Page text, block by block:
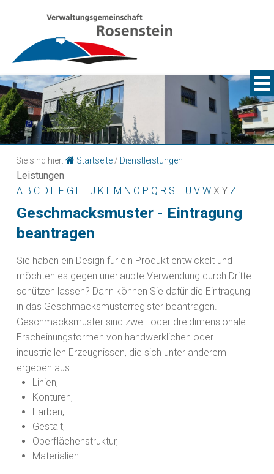
Sie sind hier: Startseite / Dienstleistungen
Leistungen
A B C D E F G H I J K L M N O P Q R S T U V W X Y Z
Geschmacksmuster - Eintragung
beantragen
Sie haben ein Design für ein Produkt entwickelt und
möchten es gegen unerlaubte Verwendung durch Dritte
schützen lassen? Dann können Sie dafür die Eintragung
in das Geschmacksmusterregister beantragen.
Geschmacksmuster sind zwei- oder dreidimensionale
Erscheinungsformen von handwerklichen oder
industriellen Erzeugnissen, die sich unter anderem
ergeben aus
Linien,
Konturen,
Farben,
Gestalt,
Oberflächenstruktur,
Materialien.